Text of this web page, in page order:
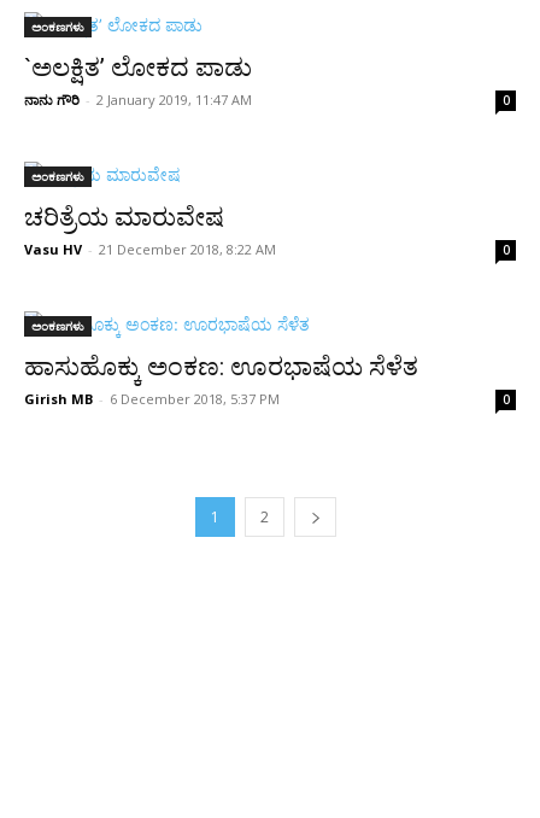
ಅಂಕಣಗಳು
`ಅಲಕ್ಷಿತ’ ಲೋಕದ ಪಾಡು
ನಾನು ಗೌರಿ - 2 January 2019, 11:47 AM 0
ಅಂಕಣಗಳು
ಚರಿತ್ರೆಯ ಮಾರುವೇಷ
Vasu HV - 21 December 2018, 8:22 AM 0
ಅಂಕಣಗಳು
ಹಾಸುಹೊಕ್ಕು ಅಂಕಣ: ಊರಭಾಷೆಯ ಸೆಳೆತ
Girish MB - 6 December 2018, 5:37 PM 0
1 2